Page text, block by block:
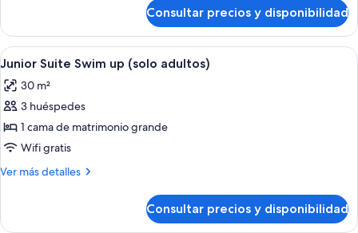
superior
Consultar precios y disponibilidad
Abrir
todas
las
fotos
de
Junior
Suite
(solo
Zona de piscina de un hotel con
7
Junior Suite Swim up (solo adultos)
30 m²
3 huéspedes
1 cama de matrimonio grande
Wifi gratis
Ver más detalles
Más
Suite
Consultar precios y disponibilidad